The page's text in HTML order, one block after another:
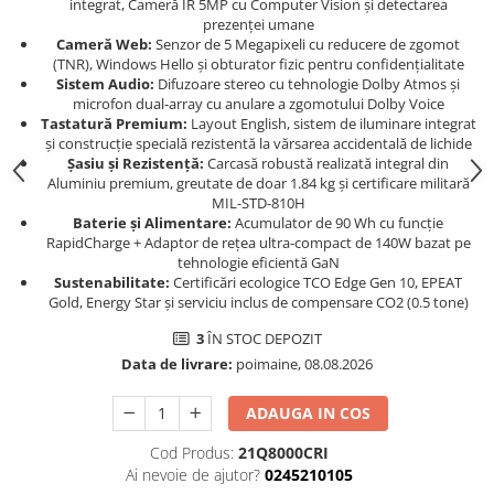
Coolere CPU
Ventilatoare
Pasta termica
Placi video profesionale
SSD-uri externe
Hard disk-uri externe
Card reader
Placi captura
Kit mouse si tastatura
prezenței umane
Cameră Web: Senzor de 5 Megapixeli cu reducere de zgomot
(TNR), Windows Hello și obturator fizic pentru confidențialitate
Sistem Audio: Difuzoare stereo cu tehnologie Dolby Atmos și
microfon dual-array cu anulare a zgomotului Dolby Voice
Tastatură Premium: Layout English, sistem de iluminare integrat
și construcție specială rezistentă la vărsarea accidentală de lichide
Șasiu și Rezistență: Carcasă robustă realizată integral din
Aluminiu premium, greutate de doar 1.84 kg și certificare militară
MIL-STD-810H
Baterie și Alimentare: Acumulator de 90 Wh cu funcție
RapidCharge + Adaptor de rețea ultra-compact de 140W bazat pe
tehnologie eficientă GaN
Sustenabilitate: Certificări ecologice TCO Edge Gen 10, EPEAT
Gold, Energy Star și serviciu inclus de compensare CO2 (0.5 tone)
3ÎN STOC DEPOZIT
Data de livrare: poimaine, 08.08.2026
ADAUGA IN COS
Cod Produs: 21Q8000CRI
Ai nevoie de ajutor? 0245210105